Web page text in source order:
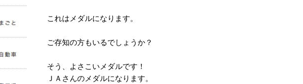
これはメダルになります。
ご存知の方もいるでしょうか？
そう、よさこいメダルです！
ＪＡさんのメダルになります。